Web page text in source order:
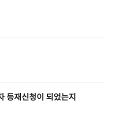
등재신청이 되었는지